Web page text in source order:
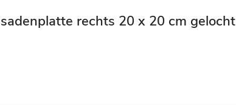
rechts 20 x 20 cm gelocht